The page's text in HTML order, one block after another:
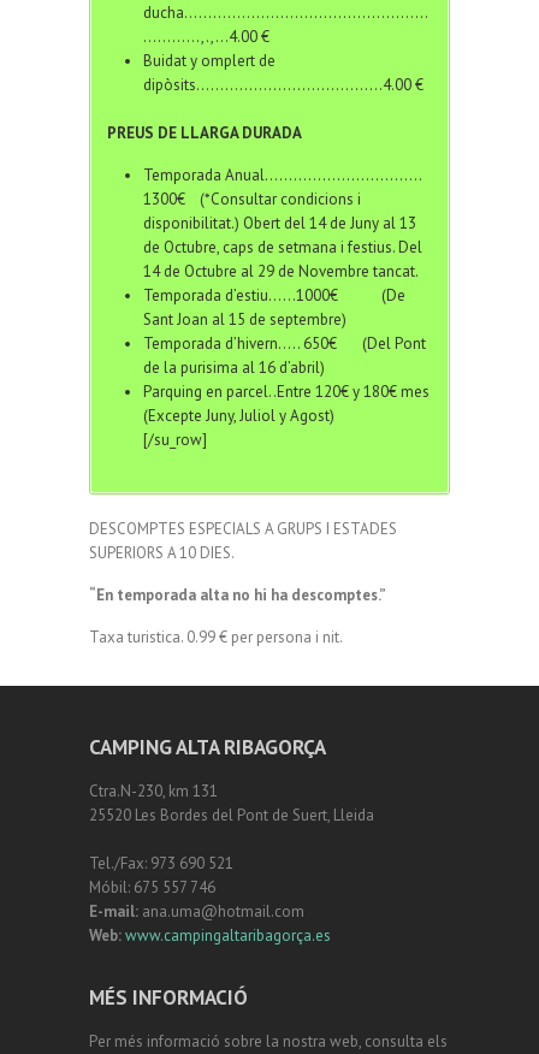
ducha……………………………………………
…………,.,…4.00 €
Buidat y omplert de
dipòsits…………………………………4.00 €
PREUS DE LLARGA DURADA
Temporada Anual……………………………
1300€ (*Consultar condicions i
disponibilitat.) Obert del 14 de Juny al 13
de Octubre, caps de setmana i festius. Del
14 de Octubre al 29 de Novembre tancat.
Temporada d’estiu……1000€ (De
Sant Joan al 15 de septembre)
Temporada d’hivern….. 650€ (Del Pont
de la purisima al 16 d’abril)
Parquing en parcel..Entre 120€ y 180€ mes
(Excepte Juny, Juliol y Agost)
[/su_row]
DESCOMPTES ESPECIALS A GRUPS I ESTADES
SUPERIORS A 10 DIES.
“En temporada alta no hi ha descomptes.”
Taxa turistica. 0.99 € per persona i nit.
CAMPING ALTA RIBAGORÇA
Ctra.N-230, km 131
25520 Les Bordes del Pont de Suert, Lleida
Tel./Fax: 973 690 521
Móbil: 675 557 746
E-mail: ana.uma@hotmail.com
Web:www.campingaltaribagorça.es
MÉS INFORMACIÓ
Per més informació sobre la nostra web, consulta els